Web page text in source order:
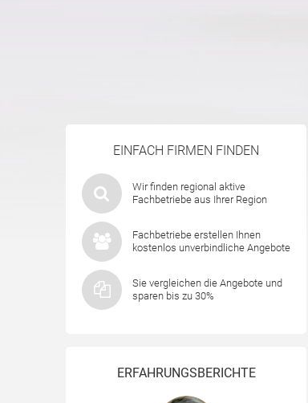
EINFACH FIRMEN FINDEN
Wir finden regional aktive
Fachbetriebe aus Ihrer Region
Fachbetriebe erstellen Ihnen
kostenlos unverbindliche Angebote
Sie vergleichen die Angebote und
sparen bis zu 30%
ERFAHRUNGSBERICHTE